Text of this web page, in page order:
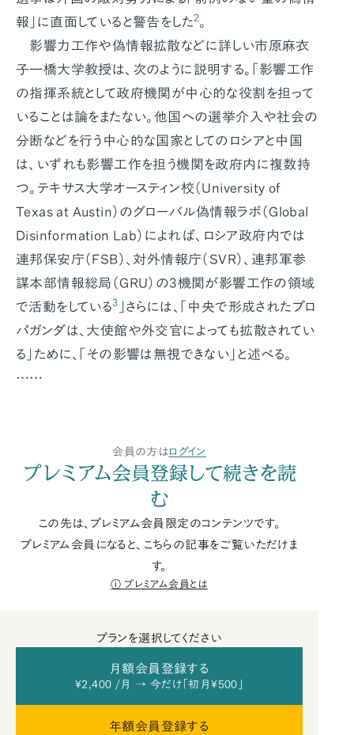
報」に直面していると警告をした2。
影響力工作や偽情報拡散などに詳しい市原麻衣
子一橋大学教授は、次のように説明する。「影響工作
の指揮系統として政府機関が中心的な役割を担って
いることは論をまたない。他国への選挙介入や社会の
分断などを行う中心的な国家としてのロシアと中国
は、いずれも影響工作を担う機関を政府内に複数持
つ。テキサス大学オースティン校（University of
Texas at Austin）のグローバル偽情報ラボ（Global
Disinformation Lab）によれば、ロシア政府内では
連邦保安庁（FSB）、対外情報庁（SVR）、連邦軍参
謀本部情報総局（GRU）の3機関が影響工作の領域
で活動をしている3
」さらには、「中央で形成されたプロ
パガンダは、大使館や外交官によっても拡散されてい
る」ために、「その影響は無視できない」と述べる。
……
会員の方はログイン
プレミアム会員登録して続きを読
む
この先は、プレミアム会員限定のコンテンツです。
プレミアム会員になると、こちらの記事をご覧いただけま
す。
プレミアム会員とは
プランを選択してください
月額会員登録する
¥2,400 /月 → 今だけ「初月¥500」
年額会員登録する